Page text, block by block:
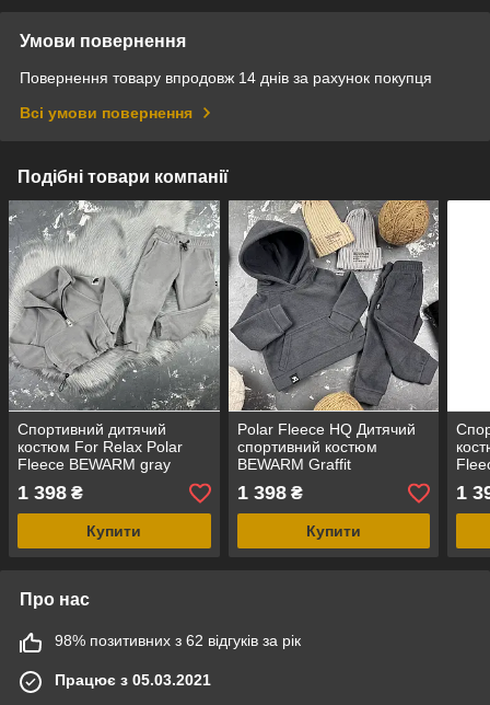
Умови повернення
Повернення товару впродовж 14 днів за рахунок покупця
Всі умови повернення
Подібні товари компанії
Спортивний дитячий
костюм For Relax Polar
Fleece BEWARM gray
1 398 ₴
Купити
Polar Fleece HQ Дитячий
спортивний костюм
BEWARM Graffit
1 398₴
Купити
1
Про нас
98% позитивних з 62 відгуків за рік
Працює з 05.03.2021